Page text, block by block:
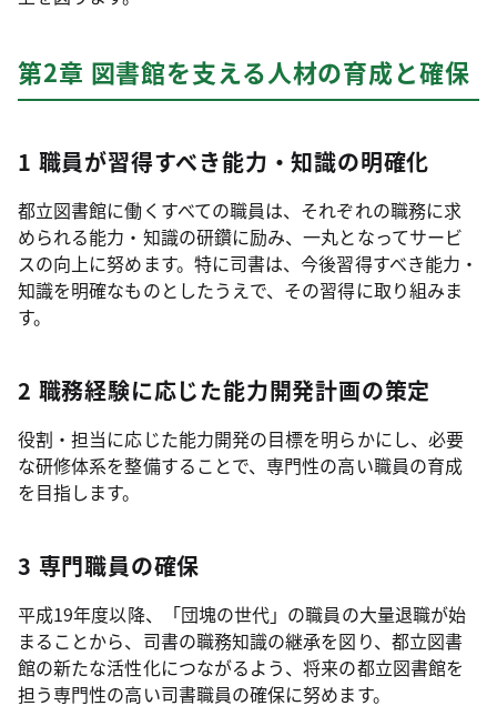
第2章 図書館を支える人材の育成と確保
1 職員が習得すべき能力・知識の明確化
都立図書館に働くすべての職員は、それぞれの職務に求
められる能力・知識の研鑽に励み、一丸となってサービ
スの向上に努めます。特に司書は、今後習得すべき能力・
知識を明確なものとしたうえで、その習得に取り組みま
す。
2 職務経験に応じた能力開発計画の策定
役割・担当に応じた能力開発の目標を明らかにし、必要
な研修体系を整備することで、専門性の高い職員の育成
を目指します。
3 専門職員の確保
平成19年度以降、「団塊の世代」の職員の大量退職が始
まることから、司書の職務知識の継承を図り、都立図書
館の新たな活性化につながるよう、将来の都立図書館を
担う専門性の高い司書職員の確保に努めます。